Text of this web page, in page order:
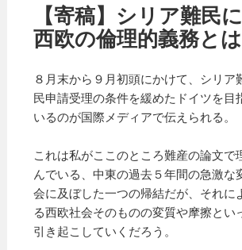
【寄稿】シリア難民
西欧の倫理的義務とは
８月末から９月初頭にかけて、シリア
民申請受理の条件を緩めたドイツを目
いるのが国際メディアで伝えられる。
これは私がここのところ難産の論文で
んでいる、中東の過去５年間の急激な
会に及ぼした一つの帰結だが、それに
る西欧社会そのものの変質や摩擦とい
引き起こしていくだろう。